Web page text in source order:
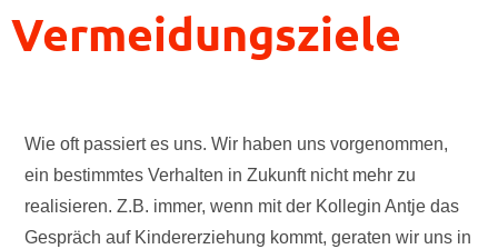
Vermeidungsziele
Wie oft passiert es uns. Wir haben uns vorgenommen,
ein bestimmtes Verhalten in Zukunft nicht mehr zu
realisieren. Z.B. immer, wenn mit der Kollegin Antje das
Gespräch auf Kindererziehung kommt, geraten wir uns in